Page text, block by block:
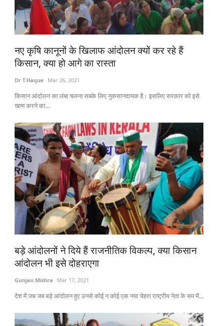
नए कृषि कानूनों के खिलाफ आंदोलन क्यों कर रहे हैं
किसान, क्या हो आगे का रास्ता
Dr T.Haque Mar 26, 2021
किसान आंदोलन का लंबा चलना सबके लिए नुकसानदायक है। इसलिए सरकार को इसे
खत्म करने का...
बड़े आंदोलनों ने दिये हैं राजनीतिक विकल्प, क्या किसान
आंदोलन भी इसे दोहराएगा
Gunjan Mishra Mar 17, 2021
देश में जब जब बड़े आंदोलन हुए उनसे कोई न कोई एक नया चेहरा राष्ट्रीय नेता के रूप में...